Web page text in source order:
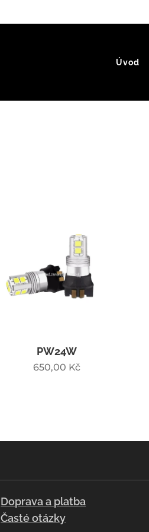
Úvod
PW24W
650,00 Kč
Doprava a platba
Časté otázky